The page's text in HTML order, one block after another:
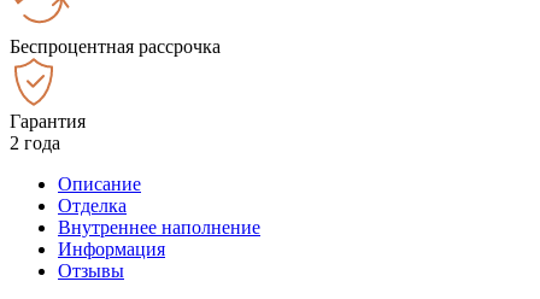
Беспроцентная рассрочка
Гарантия
2 года
Описание
Отделка
Внутреннее наполнение
Информация
Отзывы